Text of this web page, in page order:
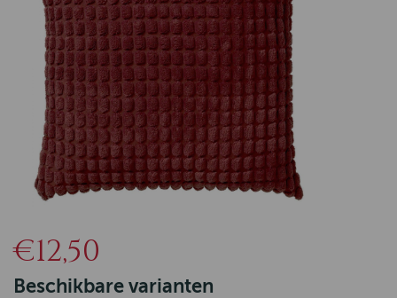
€12,50
Beschikbare varianten